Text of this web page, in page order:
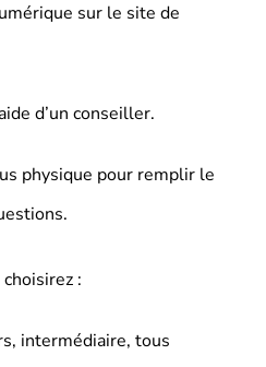
sur le site de
d’un conseiller.
physique pour remplir le
:
intermédiaire, tous